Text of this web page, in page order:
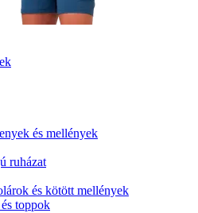
és mellények
ruházat
és kötött mellények
toppok